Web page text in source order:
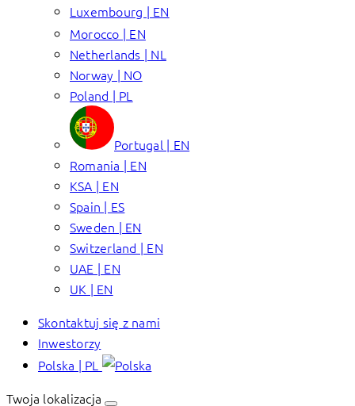
Luxembourg | EN
Morocco | EN
Netherlands | NL
Norway | NO
Poland | PL
Portugal | EN
Romania | EN
KSA | EN
Spain | ES
Sweden | EN
Switzerland | EN
UAE | EN
UK | EN
Skontaktuj się z nami
Inwestorzy
Polska | PL
Twoja lokalizacja